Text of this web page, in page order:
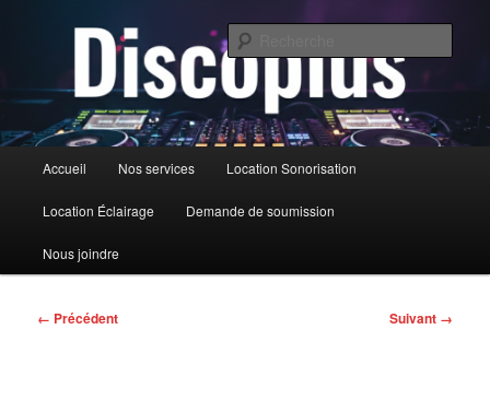
DiscoPlus
principal
Accueil Nos services Location Sonorisation
Location Éclairage Demande de soumission
Nous joindre
Navigation
← Précédent Suivant →